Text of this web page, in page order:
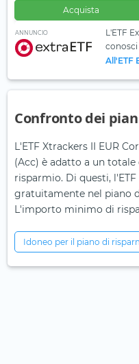
Acquista
ANNUNCIO
L'ETF
All'ETF
Confronto dei
L'ETF Xtrackers II EUR
(Acc) è adatto a un
risparmio. Di questi,
gratuitamente nel piano
L'importo minimo di
Idoneo per il piano di